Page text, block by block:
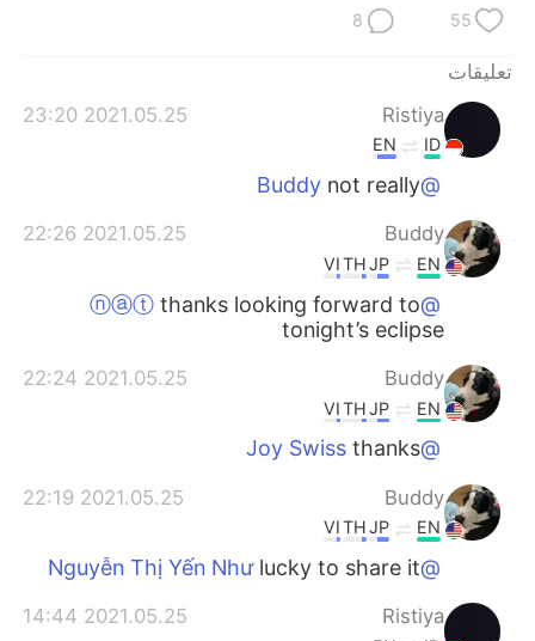
55
8
تعليقات
Ristiya
2021.05.25 23:20
ID
EN
@Buddy
not really
Buddy
2021.05.25 22:26
EN
JP
TH
VI
@ⓝⓐⓣ
thanks looking forward to
tonight’s eclipse
Buddy
2021.05.25 22:24
EN
JP
TH
VI
@Joy Swiss
thanks
Buddy
2021.05.25 22:19
EN
JP
TH
VI
@Nguyễn Thị Yến Như
lucky to share it
Ristiya
2021.05.25 14:44